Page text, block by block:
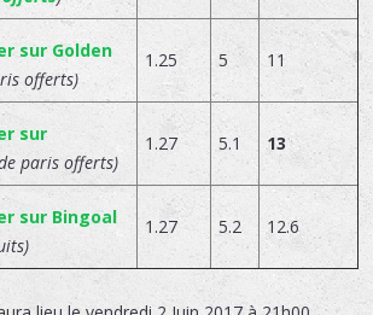
sur Golden
offerts)
1.25 5 11
sur
paris offerts)
1.27 5.1 13
sur Bingoal
1.27 5.2 12.6